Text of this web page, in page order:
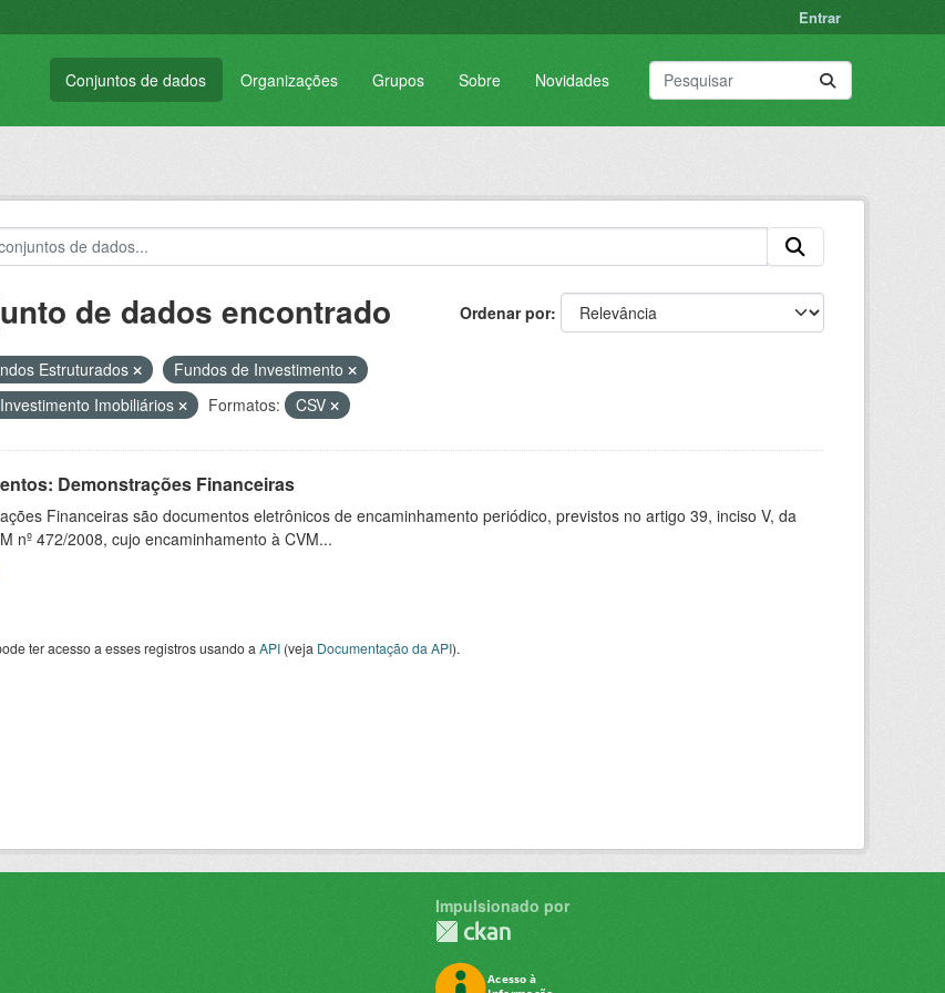
Entrar
Conjuntos de dados Organizações Grupos Sobre Novidades
Ordenar por
de dados encontrado
Estruturados
Fundos de Investimento
Imobiliários
Formatos: CSV
Demonstrações Financeiras
Financeiras são documentos eletrônicos de encaminhamento periódico, previstos no artigo 39, inciso V, da
nº 472/2008, cujo encaminhamento à CVM...
ter acesso a esses registros usando a API(veja Documentação da API).
Impulsionado por